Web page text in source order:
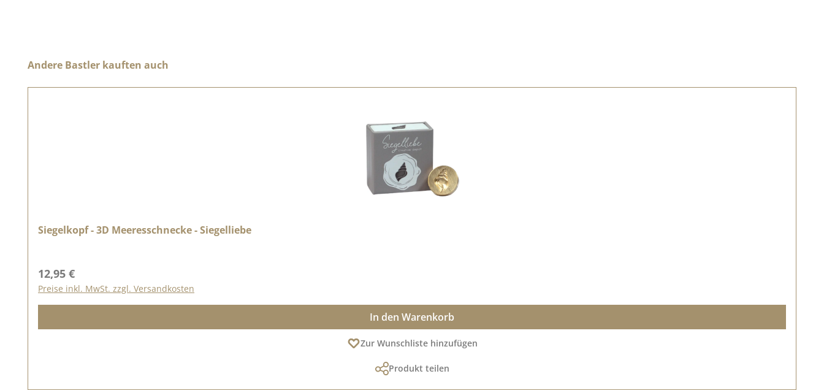
Produktgalerie überspringen
Andere Bastler kauften auch
Siegelkopf - 3D Meeresschnecke - Siegelliebe
Regulärer Preis:
12,95 €
Preise inkl. MwSt. zzgl. Versandkosten
In den Warenkorb
Zur Wunschliste hinzufügen
Produkt teilen